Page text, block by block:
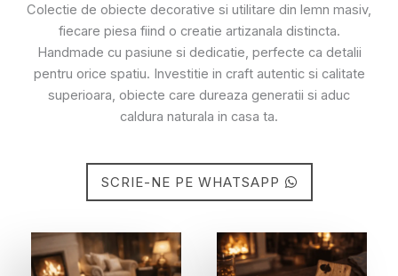
Colectie de obiecte decorative si utilitare din lemn masiv,
fiecare piesa fiind o creatie artizanala distincta.
Handmade cu pasiune si dedicatie, perfecte ca detalii
pentru orice spatiu. Investitie in craft autentic si calitate
superioara, obiecte care dureaza generatii si aduc
caldura naturala in casa ta.
SCRIE-NE PE WHATSAPP